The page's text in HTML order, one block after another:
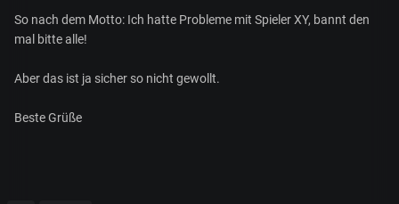
So nach dem Motto: Ich hatte Probleme mit Spieler XY, bannt den
mal bitte alle!
Aber das ist ja sicher so nicht gewollt.
Beste Grüße